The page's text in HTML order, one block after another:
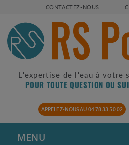
CONTACTEZ-NOUS
L'expertise de l'eau à votre
POUR TOUTE QUESTION OU
APPELEZ-NOUS AU 04 78 33 50 02
MENU